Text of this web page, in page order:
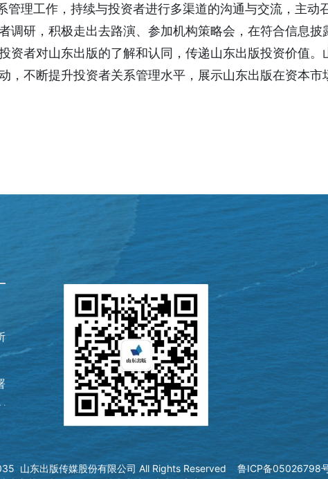
工作，持续与投资者进行多渠道的沟通与交流，主动
调研，积极走出去路演、参加机构策略会，在符合信息披
资者对山东出版的了解和认同，传递山东出版投资价值。
，不断提升投资者关系管理水平，展示山东出版在资本市
·
山东出版传媒股份有限公司 All Rights Reserved 鲁ICP备05026798